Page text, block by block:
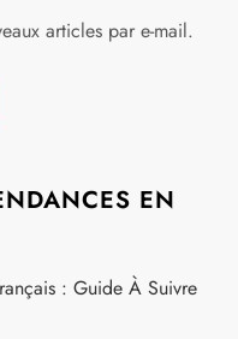
articles par e-mail.
EN
: Guide À Suivre